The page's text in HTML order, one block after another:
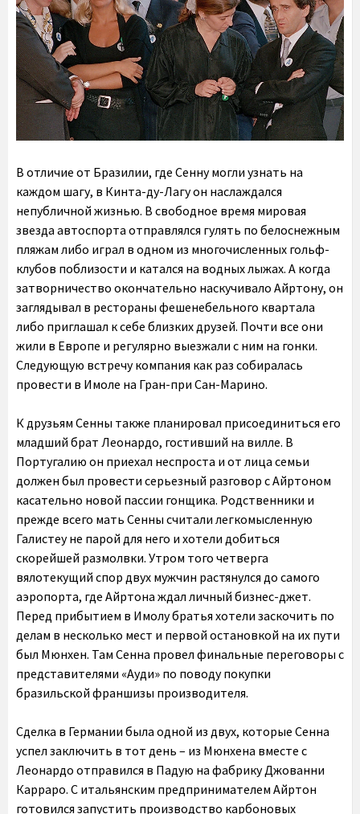
В отличие от Бразилии, где Сенну могли узнать на
каждом шагу, в Кинта-ду-Лагу он наслаждался
непубличной жизнью. В свободное время мировая
звезда автоспорта отправлялся гулять по белоснежным
пляжам либо играл в одном из многочисленных гольф-
клубов поблизости и катался на водных лыжах. А когда
затворничество окончательно наскучивало Айртону, он
заглядывал в рестораны фешенебельного квартала
либо приглашал к себе близких друзей. Почти все они
жили в Европе и регулярно выезжали с ним на гонки.
Следующую встречу компания как раз собиралась
провести в Имоле на Гран-при Сан-Марино.
К друзьям Сенны также планировал присоединиться его
младший брат Леонардо, гостивший на вилле. В
Португалию он приехал неспроста и от лица семьи
должен был провести серьезный разговор с Айртоном
касательно новой пассии гонщика. Родственники и
прежде всего мать Сенны считали легкомысленную
Галистеу не парой для него и хотели добиться
скорейшей размолвки. Утром того четверга
вялотекущий спор двух мужчин растянулся до самого
аэропорта, где Айртона ждал личный бизнес-джет.
Перед прибытием в Имолу братья хотели заскочить по
делам в несколько мест и первой остановкой на их пути
был Мюнхен. Там Сенна провел финальные переговоры с
представителями «Ауди» по поводу покупки
бразильской франшизы производителя.
Сделка в Германии была одной из двух, которые Сенна
успел заключить в тот день – из Мюнхена вместе с
Леонардо отправился в Падую на фабрику Джованни
Карраро. С итальянским предпринимателем Айртон
готовился запустить производство карбоновых